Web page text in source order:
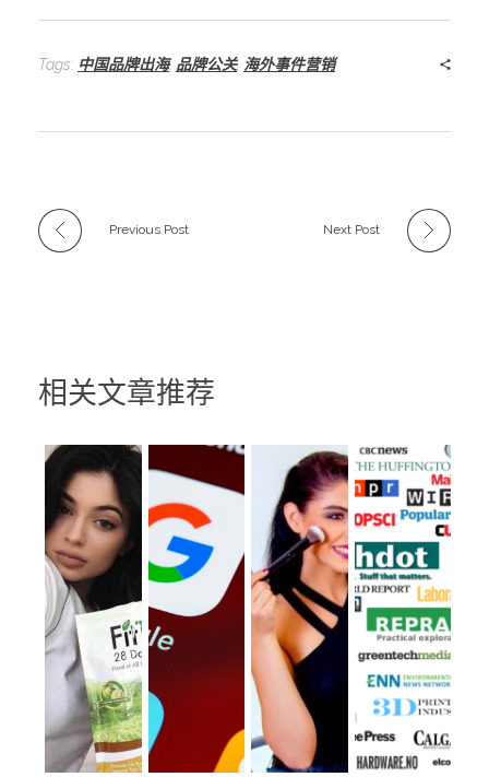
Tags: 中国品牌出海, 品牌公关, 海外事件营销
Previous Post Next Post
相关文章推荐